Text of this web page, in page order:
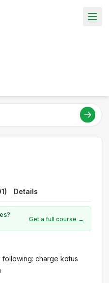
Details
Get a full course →
following: charge kotus